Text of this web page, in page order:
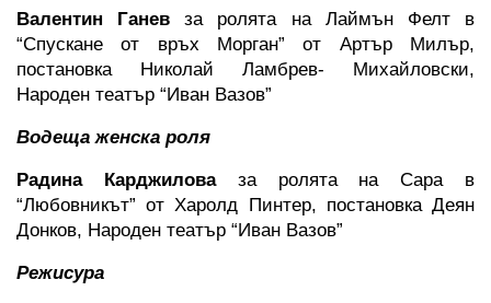
Валентин Ганев за ролята на Лаймън Фелт в
“Спускане от връх Морган” от Артър Милър,
постановка Николай Ламбрев- Михайловски,
Народен театър “Иван Вазов”
Водеща женска роля
Радина Карджилова за ролята на Сара в
“Любовникът” от Харолд Пинтер, постановка Деян
Донков, Народен театър “Иван Вазов”
Режисура